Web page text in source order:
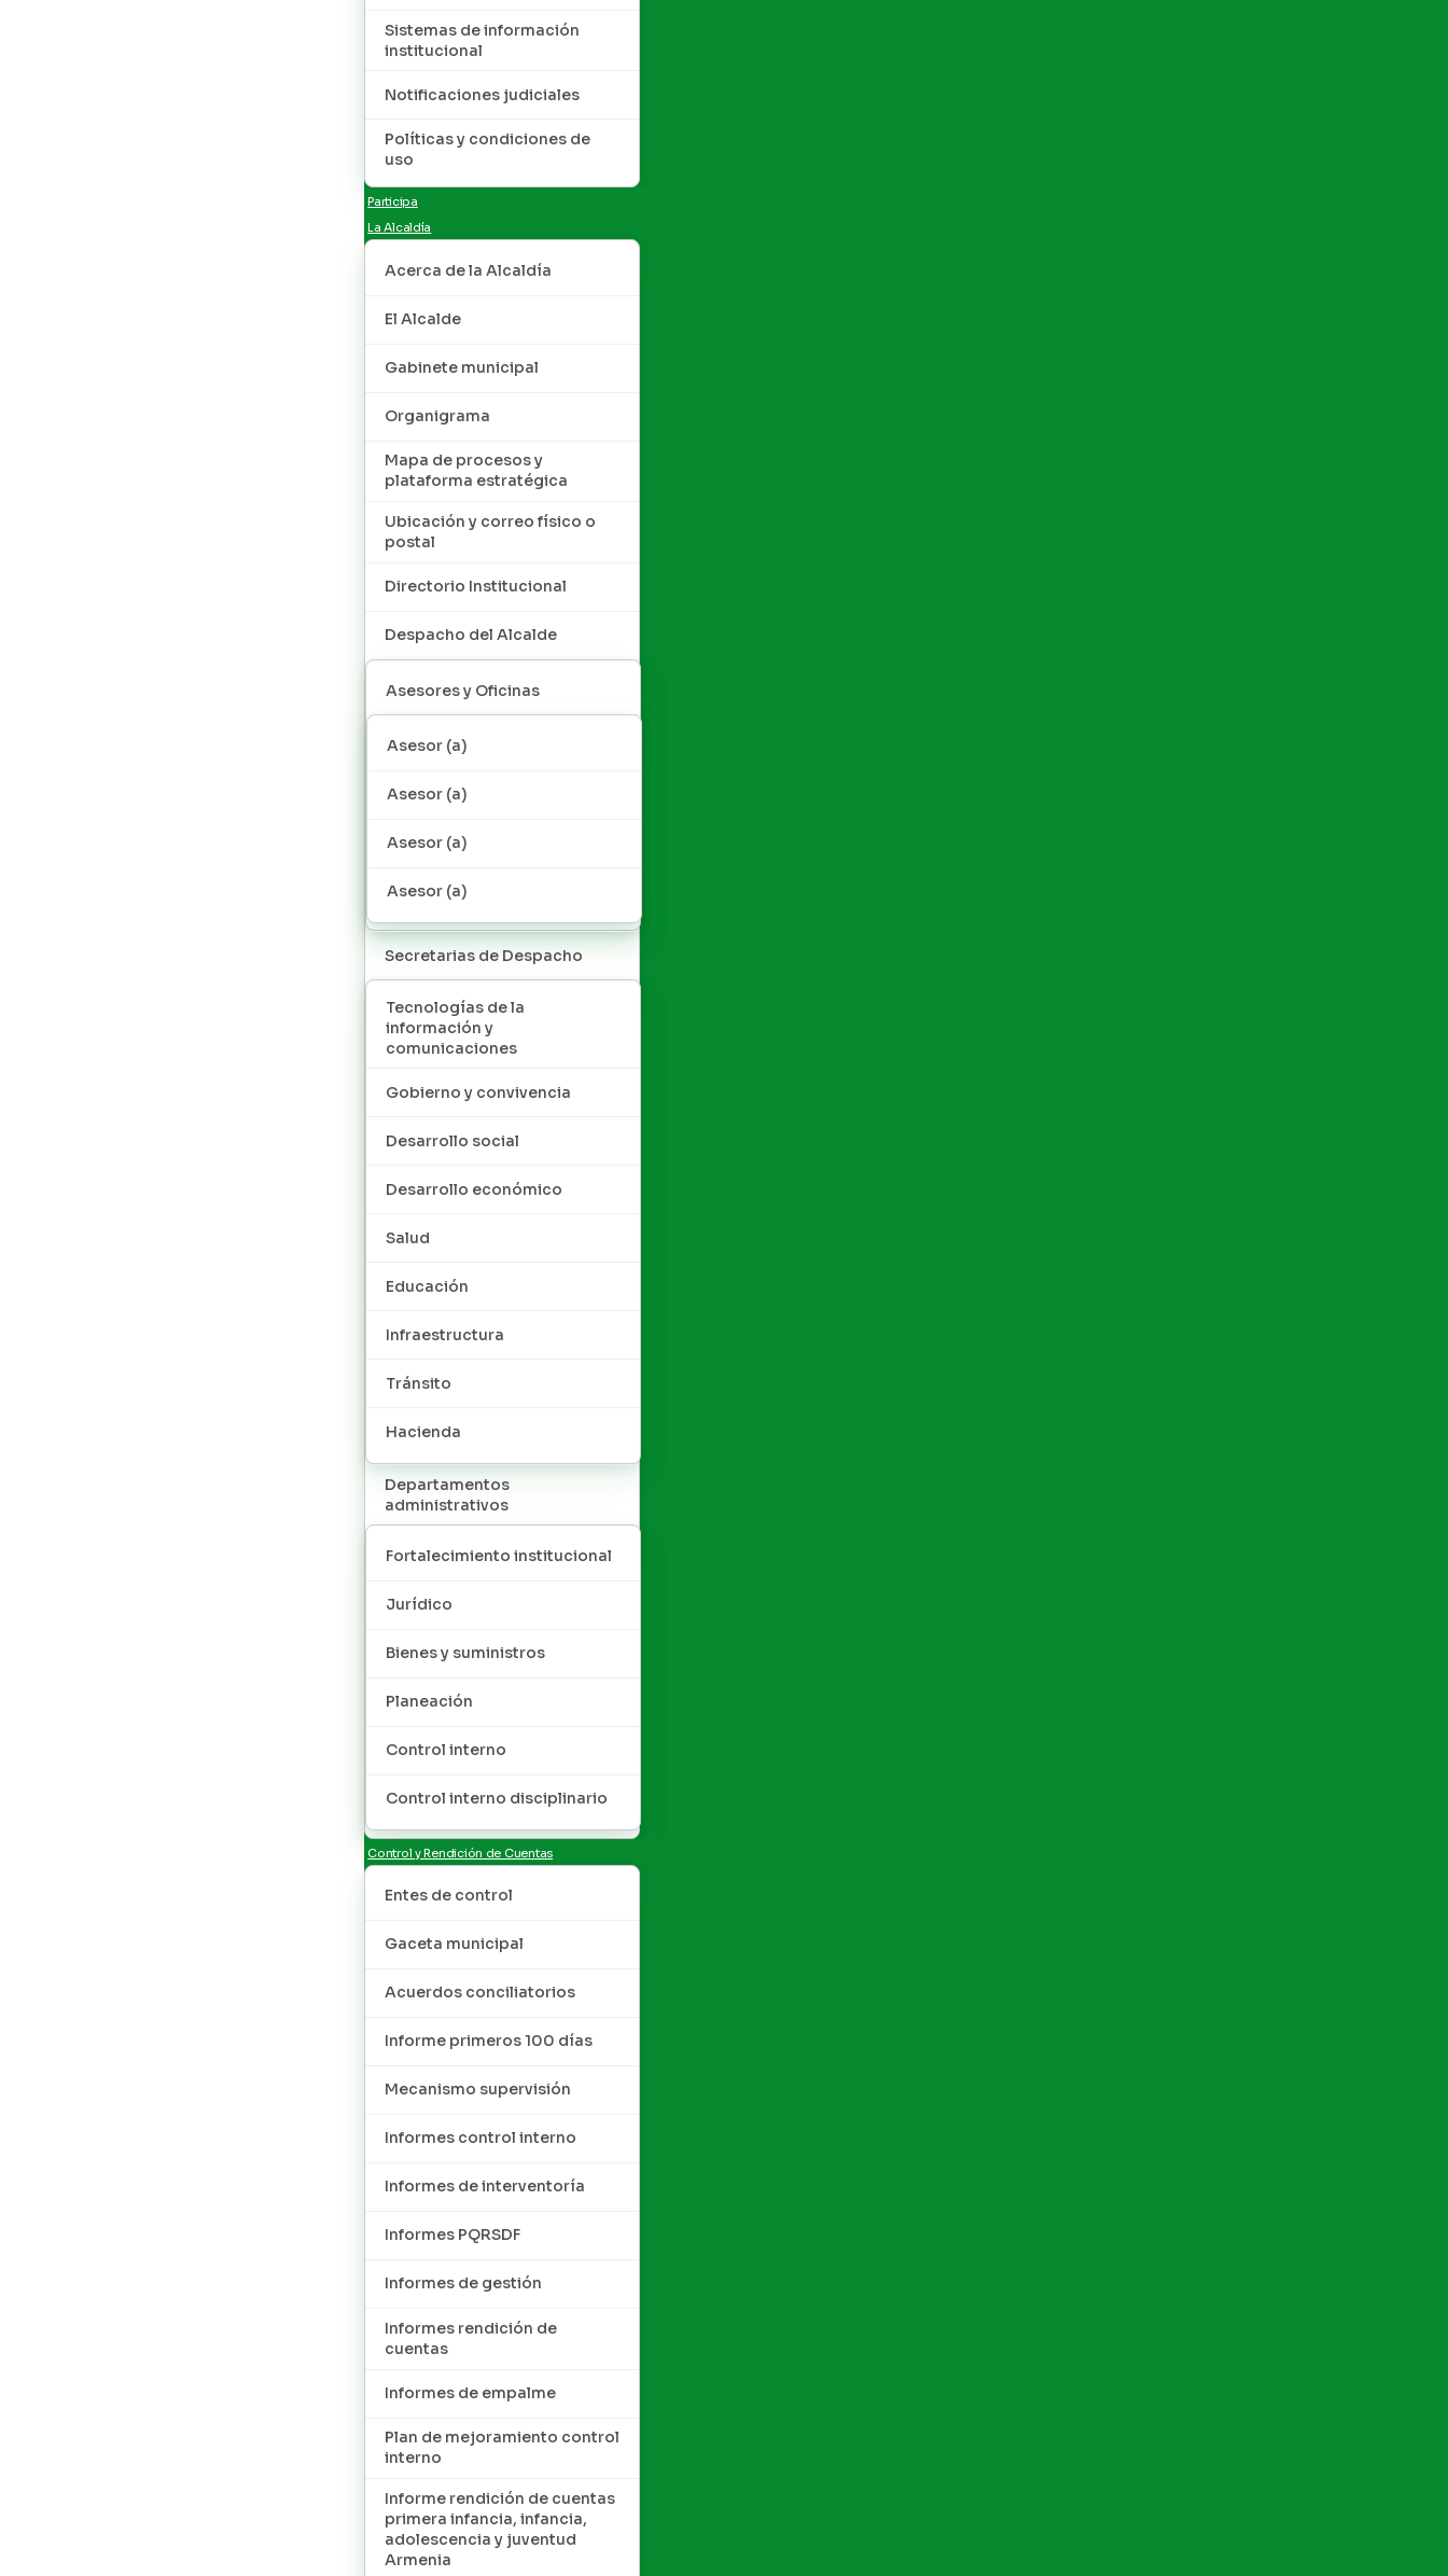
Sistemas de información
institucional
Notificaciones judiciales
Políticas y condiciones de
uso
Participa
La Alcaldía
Acerca de la Alcaldía
El Alcalde
Gabinete municipal
Organigrama
Mapa de procesos y
plataforma estratégica
Ubicación y correo físico o
postal
Directorio Institucional
Despacho del Alcalde
Asesores y Oficinas
Asesor (a)
Asesor (a)
Asesor (a)
Asesor (a)
Secretarias de Despacho
Tecnologías de la
información y
comunicaciones
Gobierno y convivencia
Desarrollo social
Desarrollo económico
Salud
Educación
Infraestructura
Tránsito
Hacienda
Departamentos
administrativos
Fortalecimiento institucional
Jurídico
Bienes y suministros
Planeación
Control interno
Control interno disciplinario
Control y Rendición de Cuentas
Entes de control
Gaceta municipal
Acuerdos conciliatorios
Informe primeros 100 días
Mecanismo supervisión
Informes control interno
Informes de interventoría
Informes PQRSDF
Informes de gestión
Informes rendición de
cuentas
Informes de empalme
Plan de mejoramiento control
interno
Informe rendición de cuentas
primera infancia, infancia,
adolescencia y juventud
Armenia